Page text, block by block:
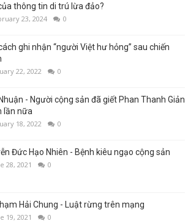
thông tin di trú lừa đảo?
23, 2024 0
ghi nhận “người Việt hư hỏng” sau chiến
22, 2022 0
- Người cộng sản đã giết Phan Thanh Giản
lần nữa
18, 2022 0
Đức Hạo Nhiên - Bệnh kiêu ngạo cộng sản
28, 2021 0
Hải Chung - Luật rừng trên mạng
19, 2021 0